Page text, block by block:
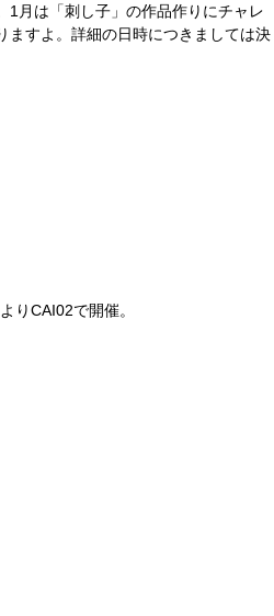
1月は「刺し子」の作品作りにチャレ
ますよ。詳細の日時につきましては決
りCAI02で開催。